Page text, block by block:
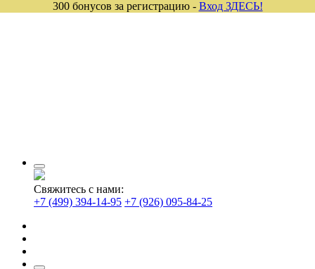
Свяжитесь с нами:
+7 (499) 394-14-95 +7 (926) 095-84-25
300 бонусов за регистрацию - Вход ЗДЕСЬ!